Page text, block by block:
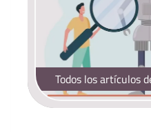
Todos los artículos